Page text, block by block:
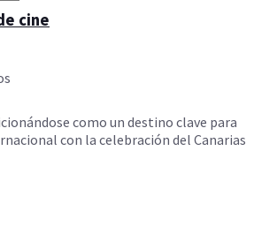
cine
como un destino clave para
con la celebración del Canarias